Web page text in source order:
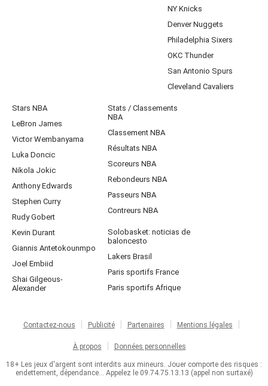
NY Knicks
Denver Nuggets
Philadelphia Sixers
OKC Thunder
San Antonio Spurs
Cleveland Cavaliers
Stars NBA
LeBron James
Victor Wembanyama
Luka Doncic
Nikola Jokic
Anthony Edwards
Stephen Curry
Rudy Gobert
Kevin Durant
Giannis Antetokounmpo
Joel Embiid
Shai Gilgeous-
Alexander
Stats / Classements
NBA
Classement NBA
Résultats NBA
Scoreurs NBA
Rebondeurs NBA
Passeurs NBA
Contreurs NBA
Solobasket: noticias de
baloncesto
Lakers Brasil
Paris sportifs France
Paris sportifs Afrique
Contactez-nous Publicité Partenaires Mentions légales
À propos Données personnelles
18+ Les jeux d'argent sont interdits aux mineurs. Jouer comporte des risques :
endettement, dépendance... Appelez le 09.74.75.13.13 (appel non surtaxé)